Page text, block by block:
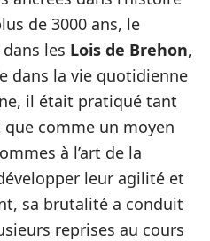
de 3000 ans, le
les Lois de Brehon,
dans la vie quotidienne
il était pratiqué tant
comme un moyen
à l’art de la
leur agilité et
sa brutalité a conduit
reprises au cours